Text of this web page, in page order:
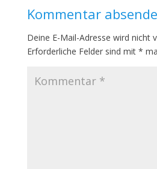
Kommentar
Deine E-Mail-Adresse wird nicht
Erforderliche Felder sind mit *